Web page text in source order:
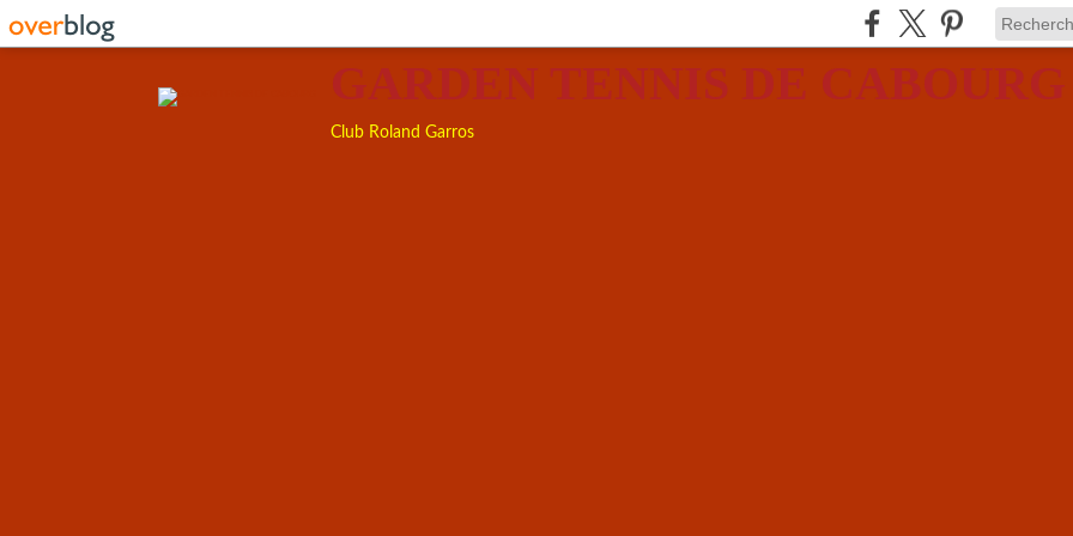
GARDEN TENNIS DE CABOURG
Club Roland Garros